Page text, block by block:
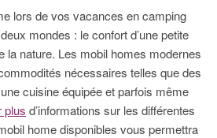
lors de vos vacances en camping
mondes : le confort d’une petite
la nature. Les mobil homes modernes
nécessaires telles que des
cuisine équipée et parfois même
plus d’informations sur les différentes
home disponibles vous permettra